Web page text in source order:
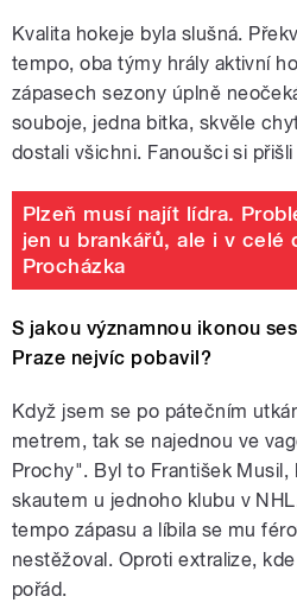
Kvalita hokeje byla slušná.
tempo, oba týmy hrály aktivní
zápasech sezony úplně
souboje, jedna bitka, skvěle
dostali všichni. Fanoušci si přišli
Plzeň musí najít lídra.
jen u brankářů, ale i v celé
Procházka
S jakou významnou ikonou
Praze nejvíc pobavil?
Když jsem se po pátečním
metrem, tak se najednou ve
Prochy". Byl to František
skautem u jednoho klubu v
tempo zápasu a líbila se mu
nestěžoval. Oproti extralize,
pořád.